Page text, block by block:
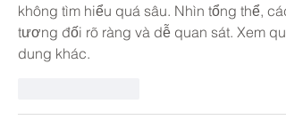
không tìm hiểu quá sâu. Nhìn tổng thể,
tương đối rõ ràng và dễ quan sát. Xem
dung khác.